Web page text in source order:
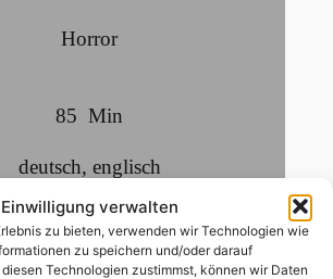
Einwilligung verwalten
zu bieten, verwenden wir Technologien wie
zu speichern und/oder darauf
Technologien zustimmst, können wir Daten
Horror
85 Min
deutsch, englisch
ab 16 Jahren